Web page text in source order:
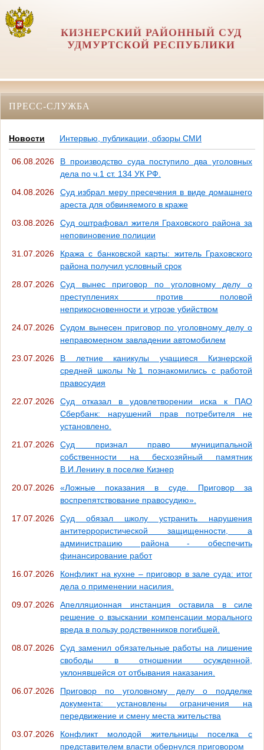
КИЗНЕРСКИЙ РАЙОННЫЙ СУД
УДМУРТСКОЙ РЕСПУБЛИКИ
ПРЕСС-СЛУЖБА
Новости Интервью, публикации, обзоры СМИ
06.08.2026
В производство суда поступило два уголовных
дела по ч.1 ст. 134 УК РФ.
04.08.2026
Суд избрал меру пресечения в виде домашнего
ареста для обвиняемого в краже
03.08.2026
Суд оштрафовал жителя Граховского района за
неповиновение полиции
31.07.2026
Кража с банковской карты: житель Граховского
района получил условный срок
28.07.2026
Суд вынес приговор по уголовному делу о
преступлениях против половой
неприкосновенности и угрозе убийством
24.07.2026
Судом вынесен приговор по уголовному делу о
неправомерном завладении автомобилем
23.07.2026
В летние каникулы учащиеся Кизнерской
средней школы №1 познакомились с работой
правосудия
22.07.2026
Суд отказал в удовлетворении иска к ПАО
Сбербанк: нарушений прав потребителя не
установлено.
21.07.2026
Суд признал право муниципальной
собственности на бесхозяйный памятник
В.И.Ленину в поселке Кизнер
20.07.2026
«Ложные показания в суде. Приговор за
воспрепятствование правосудию».
17.07.2026
Суд обязал школу устранить нарушения
антитеррористической защищенности, а
администрацию района - обеспечить
финансирование работ
16.07.2026
Конфликт на кухне – приговор в зале суда: итог
дела о применении насилия.
09.07.2026
Апелляционная инстанция оставила в силе
решение о взыскании компенсации морального
вреда в пользу родственников погибшей.
08.07.2026
Суд заменил обязательные работы на лишение
свободы в отношении осужденной,
уклонявшейся от отбывания наказания.
06.07.2026
Приговор по уголовному делу о подделке
документа: установлены ограничения на
передвижение и смену места жительства
03.07.2026
Конфликт молодой жительницы поселка с
представителем власти обернулся приговором